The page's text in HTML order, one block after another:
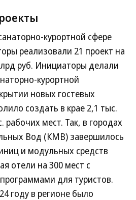
курортной сфере
реализовали 21 проект на
руб. Инициаторы делали
курортной
новых гостевых
создать в крае 2,1 тыс.
рабочих мест. Так, в городах
Вод (КМВ) завершилось
и модульных средств
отели на 300 мест с
для туристов.
году в регионе было